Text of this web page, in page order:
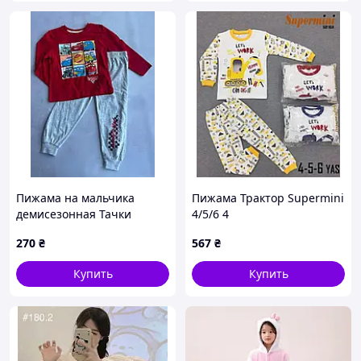
Пижама на мальчика
демисезонная Тачки
270 ₴
Купить
Пижама Трактор Supermini
4/5/6 4
567 ₴
Купить